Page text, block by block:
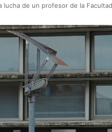
lucha de un profesor de la